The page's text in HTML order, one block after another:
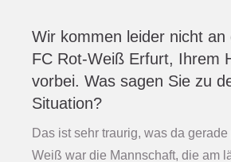
Wir kommen leider nicht an
FC Rot-Weiß Erfurt, Ihrem
vorbei. Was sagen Sie zu
Situation?
Das ist sehr traurig, was da
Weiß war die Mannschaft, die am